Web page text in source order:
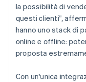
la possibilità di
questi clienti",
hanno uno stack di
online e offline:
proposta
Con un'unica